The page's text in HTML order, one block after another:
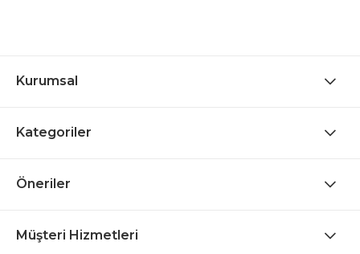
Kurumsal
Kategoriler
Öneriler
Müşteri Hizmetleri